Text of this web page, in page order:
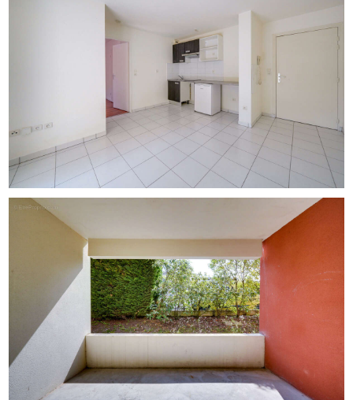
tribunal de commerce de BORDEAUX - Annonce rédigée
et publiée par un Agent Mandataire -